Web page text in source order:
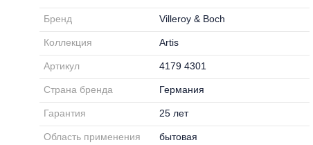
Бренд Villeroy & Boch
Коллекция Artis
Артикул 4179 4301
Страна бренда Германия
Гарантия 25 лет
Область применения бытовая